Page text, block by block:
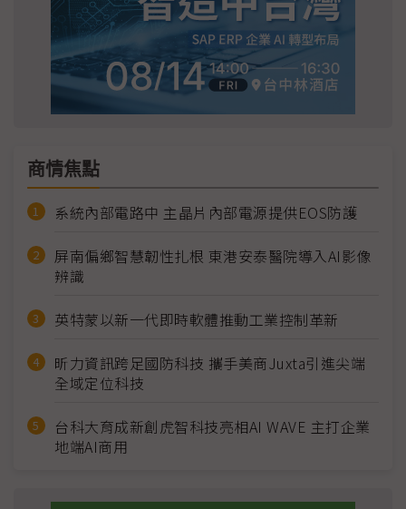
商情焦點
系統內部電路中 主晶片內部電源提供EOS防護
屏南偏鄉智慧韌性扎根 東港安泰醫院導入AI影像
辨識
英特蒙以新一代即時軟體推動工業控制革新
昕力資訊跨足國防科技 攜手美商Juxta引進尖端
全域定位科技
台科大育成新創虎智科技亮相AI WAVE 主打企業
地端AI商用